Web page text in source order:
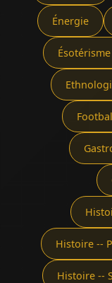
Énergie
Histoire --
Histoire --